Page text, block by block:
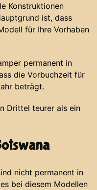
Konstruktionen
ist, dass
für Ihre Vorhaben
permanent in
die Vorbuchzeit für
beträgt.
Drittel teurer als ein
nicht permanent in
bei diesem Modellen